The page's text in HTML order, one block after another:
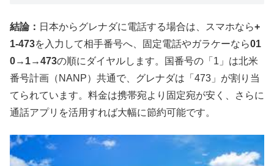
結論： 日本からグレナダに電話する場合は、スマホなら+
1-473を入力して相手番号へ、固定電話やガラケーなら01
0→1→473の順にダイヤルします。国番号の「1」は北米
番号計画（NANP）共通で、グレナダは「473」が割り当
てられています。料金は携帯宛より固定宛が安く、さらに
通話アプリを活用すれば大幅に節約可能です。